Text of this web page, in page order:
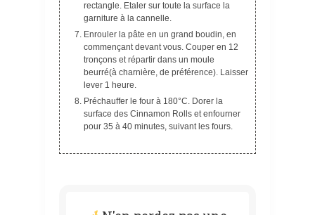
rectangle. Etaler sur toute la surface la
garniture à la cannelle.
Enrouler la pâte en un grand boudin, en
commençant devant vous. Couper en 12
tronçons et répartir dans un moule
beurré(à charnière, de préférence). Laisser
lever 1 heure.
Préchauffer le four à 180°C. Dorer la
surface des Cinnamon Rolls et enfourner
pour 35 à 40 minutes, suivant les fours.